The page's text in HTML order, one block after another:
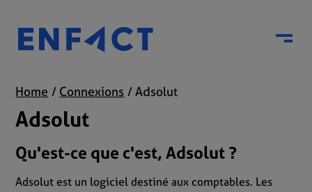
Menu
Home Connexions Adsolut
Adsolut
Qu'est-ce que c'est, Adsolut ?
Adsolut est un logiciel destiné aux comptables. Les